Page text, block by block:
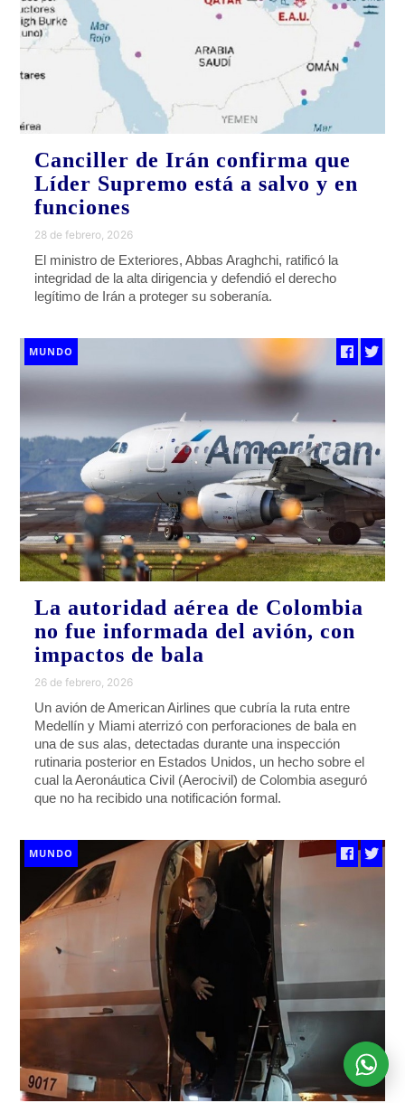
Canciller de Irán confirma que
Líder Supremo está a salvo y en
funciones
28 de febrero, 2026
El ministro de Exteriores, Abbas Araghchi, ratificó la
integridad de la alta dirigencia y defendió el derecho
legítimo de Irán a proteger su soberanía.
MUNDO
La autoridad aérea de Colombia
no fue informada del avión, con
impactos de bala
26 de febrero, 2026
Un avión de American Airlines que cubría la ruta entre
Medellín y Miami aterrizó con perforaciones de bala en
una de sus alas, detectadas durante una inspección
rutinaria posterior en Estados Unidos, un hecho sobre el
cual la Aeronáutica Civil (Aerocivil) de Colombia aseguró
que no ha recibido una notificación formal.
MUNDO